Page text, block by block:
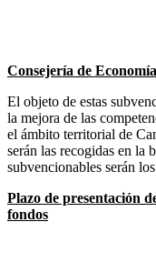
Consejería de
El objeto de estas
la mejora de las
el ámbito territorial de
serán las recogidas en la
subvencionables serán
Plazo de presentación
fondos